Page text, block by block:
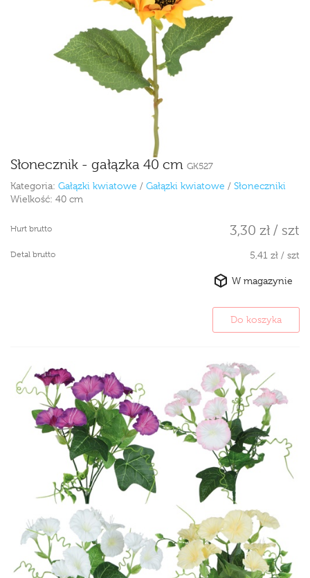
Słonecznik - gałązka 40 cm GK527
Kategoria: Gałązki kwiatowe / Gałązki kwiatowe / Słoneczniki
Wielkość: 40 cm
Hurt brutto 3,30 zł / szt
Detal brutto 5,41 zł / szt
W magazynie
Do koszyka